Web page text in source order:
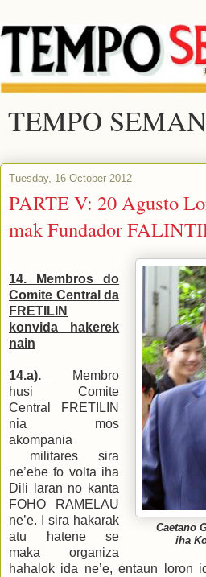
TEMPO
Tuesday, 16 October 2012
PARTE V: 20 Agusto
mak Fundador
Caetano
iha
14.
Membros do
Comite Central da
FRETILIN
konvida hakerek
nain
14.a).
Membro
husi Comite
Central FRETILIN
nia mos
akompania
militares sira
ne’ebe fo volta iha
Dili laran no kanta
FOHO RAMELAU
ne’e. I sira hakarak
atu hatene se
maka organiza
hahalok ida ne’e, entaun loron